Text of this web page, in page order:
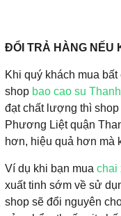
ĐỔI TRẢ HÀNG NẾU
Khi quý khách mua
shop bao cao su
đạt chất lượng thì
Phương Liệt quận
hơn, hiệu quả hơn mà
Ví dụ khi bạn mua chai
xuất tinh sớm về sử
shop sẽ đổi nguyên